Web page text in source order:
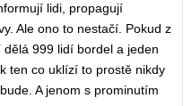
lidi, propagují
Ale ono to nestačí. Pokud z
dělá 999 lidí bordel a jeden
ten co uklízí to prostě nikdy
A jenom s prominutím